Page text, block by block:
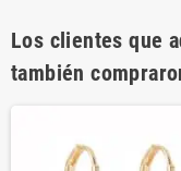
Los clientes que
también